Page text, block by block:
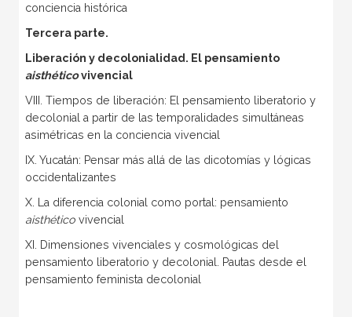
conciencia histórica
Tercera parte.
Liberación y decolonialidad. El pensamiento
aisthéticovivencial
VIII. Tiempos de liberación: El pensamiento liberatorio y
decolonial a partir de las temporalidades simultáneas
asimétricas en la conciencia vivencial
IX. Yucatán: Pensar más allá de las dicotomías y lógicas
occidentalizantes
X. La diferencia colonial como portal: pensamiento
aisthéticovivencial
XI. Dimensiones vivenciales y cosmológicas del
pensamiento liberatorio y decolonial. Pautas desde el
pensamiento feminista decolonial